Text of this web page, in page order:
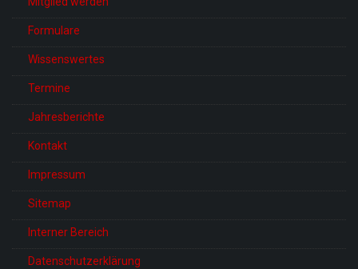
Formulare
Wissenswertes
Termine
Jahresberichte
Kontakt
Impressum
Sitemap
Interner Bereich
Datenschutzerklärung